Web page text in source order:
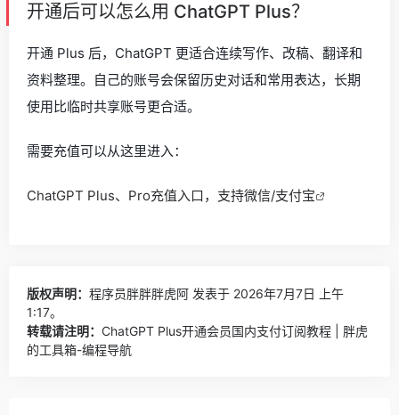
开通后可以怎么用 ChatGPT Plus？
开通 Plus 后，ChatGPT 更适合连续写作、改稿、翻译和
资料整理。自己的账号会保留历史对话和常用表达，长期
使用比临时共享账号更合适。
需要充值可以从这里进入：
ChatGPT Plus、Pro充值入口，支持微信/支付宝
版权声明： 程序员胖胖胖虎阿 发表于 2026年7月7日 上午
1:17。
转载请注明： ChatGPT Plus开通会员国内支付订阅教程 | 胖虎
的工具箱-编程导航